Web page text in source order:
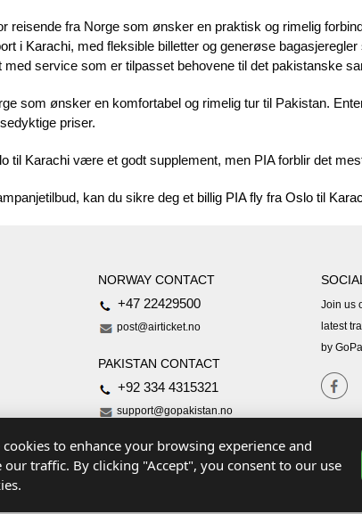
reisende fra Norge som ønsker en praktisk og rimelig
i Karachi, med fleksible billetter og generøse
service som er tilpasset behovene til det pakistanske
som ønsker en komfortabel og rimelig tur til Pakistan.
priser.
til Karachi være et godt supplement, men PIA forblir det
kan du sikre deg et billig PIA fly fra Oslo til
NORWAY CONTACT
+47 22429500
post@airticket.no
PAKISTAN CONTACT
+92 334 4315321
support@gopakistan.no
Join us
latest
by
cookies to enhance your browsing experience and
our traffic. By clicking "Accept", you consent to our use